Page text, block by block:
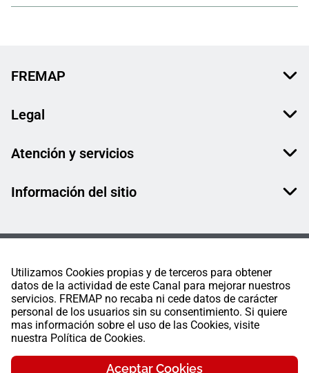
Utilizamos Cookies propias y de terceros para obtener
datos de la actividad de este Canal para mejorar nuestros
servicios. FREMAP no recaba ni cede datos de carácter
personal de los usuarios sin su consentimiento. Si quiere
mas información sobre el uso de las Cookies, visite
nuestra Política de Cookies.
Aceptar Cookies
FREMAP
Legal
Atención y servicios
Información del sitio